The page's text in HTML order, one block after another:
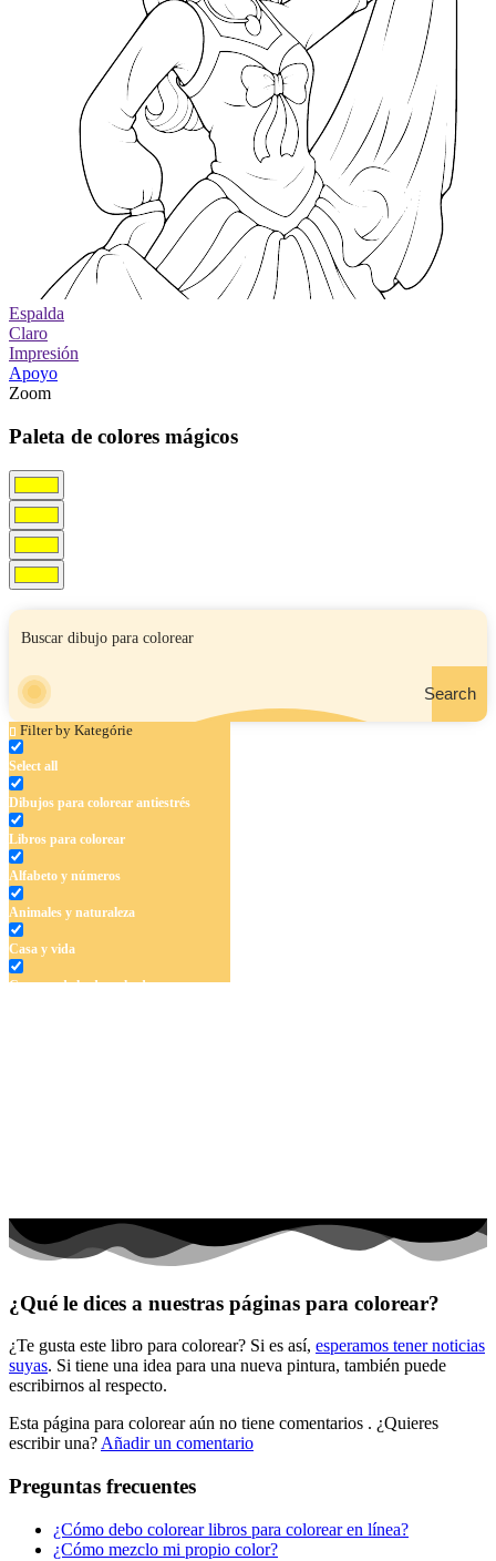
Espalda
Claro
Impresión
Apoyo
Zoom
Paleta de colores mágicos
Search
Filter by Kategórie
Select all
Dibujos para colorear antiestrés
Libros para colorear
Alfabeto y números
Animales y naturaleza
Casa y vida
Cuentos de hadas y hadas
Halloween y otoño
Mandalas
Música e instrumentos musicales
Peluches y caballos
Primavera y pascua
Transporte
Verano y vacaciones
¿Qué le dices a nuestras páginas para colorear?
¿Te gusta este libro para colorear? Si es así, esperamos tener noticias
suyas. Si tiene una idea para una nueva pintura, también puede
escribirnos al respecto.
Esta página para colorear aún no tiene comentarios . ¿Quieres
escribir una? Añadir un comentario
Preguntas frecuentes
¿Cómo debo colorear libros para colorear en línea?
¿Cómo mezclo mi propio color?